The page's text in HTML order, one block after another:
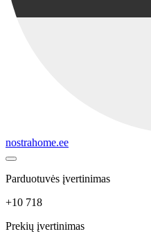
nostrahome.ee
Parduotuvės įvertinimas
+10 718
Prekių įvertinimas